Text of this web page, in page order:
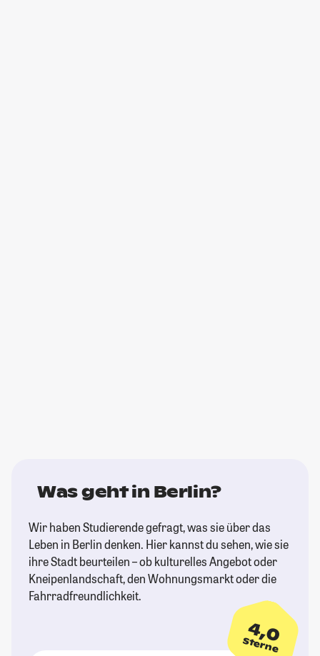
Was geht in Berlin?
Wir haben Studierende gefragt, was sie über das
Leben in Berlin denken. Hier kannst du sehen, wie sie
ihre Stadt beurteilen – ob kulturelles Angebot oder
Kneipenlandschaft, den Wohnungsmarkt oder die
Fahrradfreundlichkeit.
4,0
Sterne